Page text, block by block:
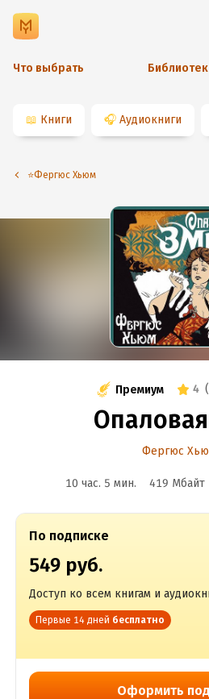
Что выбрать
📖 Книги 🎧 Аудиокниги
⭐️Фергюс Хьюм
Премиум 4 (
Фергюс
10 час. 5 мин. 419 Мбайт
По подписке
549 руб.
Доступ ко всем книгам и
Первые 14 дней бесплатно
Оформить